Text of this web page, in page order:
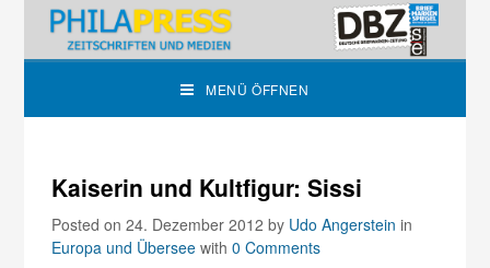
MENÜ ÖFFNEN
Kaiserin und Kultfigur: Sissi
Posted on 24. Dezember 2012by Udo Angerstein in
Europa und Übersee with0 Comments